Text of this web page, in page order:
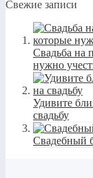
Свежие записи
Свадьба на
нужно
Удивите
свадьбу
Свадебный